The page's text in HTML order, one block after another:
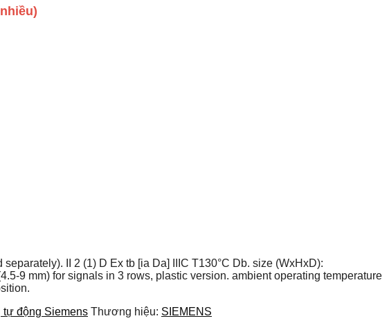
II 2 (1) D Ex tb [ia Da] IIIC T130°C Db. size (WxHxD):
9 mm) for signals in 3 rows, plastic version. ambient operating temperature
tự động Siemens Thương hiệu: SIEMENS